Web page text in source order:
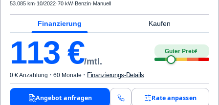
53.085 km· 10/2022·70 kW· Benzin· Manuell
Finanzierung Kaufen
113 €/mtl.
Guter Preis4
0 € Anzahlung · 60 Monate · Finanzierungs-Details
Angebot anfragen Rate anpassen